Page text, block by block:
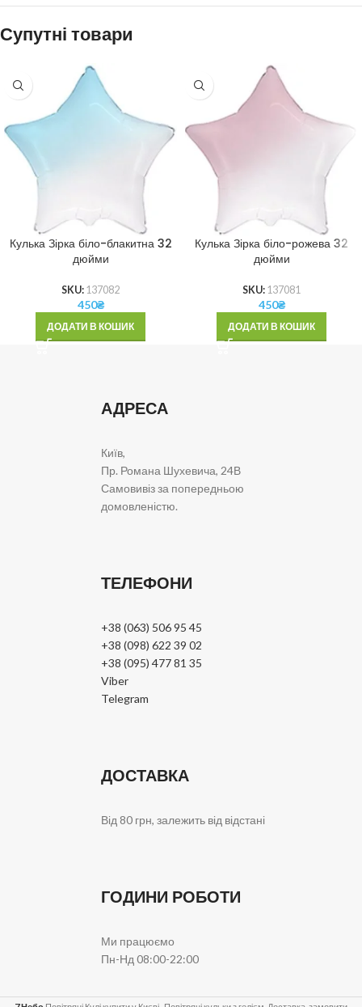
Супутні товари
Кулька Зірка біло-блакитна 32
дюйми
SKU: 137082
450₴
ДОДАТИ В КОШИК
Кулька Зірка біло-рожева 32
дюйми
SKU: 137081
450₴
ДОДАТИ В КОШИК
АДРЕСА
Київ,
Пр. Романа Шухевича, 24В
Самовивіз за попередньою
домовленістю.
ТЕЛЕФОНИ
+38 (063) 506 95 45
+38 (098) 622 39 02
+38 (095) 477 81 35
Viber
Telegram
ДОСТАВКА
Від 80 грн, залежить від відстані
ГОДИНИ РОБОТИ
Ми працюємо
Пн-Нд 08:00-22:00